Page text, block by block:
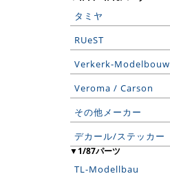
タミヤ
RUeST
Verkerk-Modelbouw
Veroma / Carson
その他メーカー
デカール/ステッカー
▼1/87パーツ
TL-Modellbau